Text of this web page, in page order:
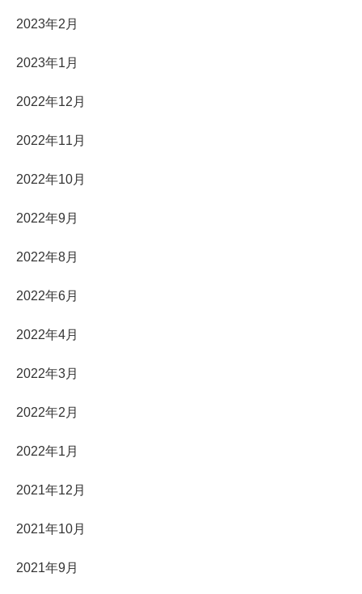
2023年2月
2023年1月
2022年12月
2022年11月
2022年10月
2022年9月
2022年8月
2022年6月
2022年4月
2022年3月
2022年2月
2022年1月
2021年12月
2021年10月
2021年9月